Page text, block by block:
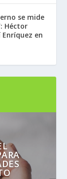
se mide
Héctor
en